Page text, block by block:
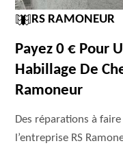
RS RAMONEUR
Payez 0 € Pour
Habillage De
Ramoneur
Des réparations à
l’entreprise RS